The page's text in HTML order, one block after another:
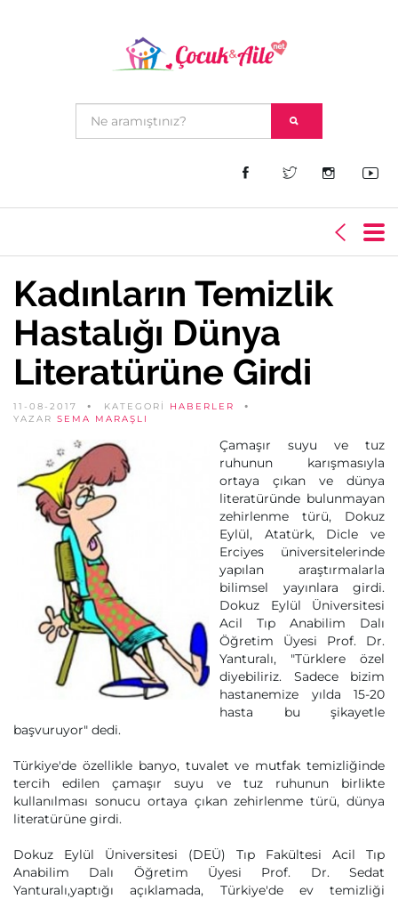
Kadınların Temizlik
Hastalığı Dünya
Literatürüne Girdi
11-08-2017 KATEGORİ HABERLER
YAZAR SEMA MARAŞLI
Çamaşır suyu ve tuz
ruhunun karışmasıyla
ortaya çıkan ve dünya
literatüründe bulunmayan
zehirlenme türü, Dokuz
Eylül, Atatürk, Dicle ve
Erciyes üniversitelerinde
yapılan araştırmalarla
bilimsel yayınlara girdi.
Dokuz Eylül Üniversitesi
Acil Tıp Anabilim Dalı
Öğretim Üyesi Prof. Dr.
Yanturalı, "Türklere özel
diyebiliriz. Sadece bizim
hastanemize yılda 15-20
hasta bu şikayetle
başvuruyor" dedi.
Türkiye'de özellikle banyo, tuvalet ve mutfak temizliğinde
tercih edilen çamaşır suyu ve tuz ruhunun birlikte
kullanılması sonucu ortaya çıkan zehirlenme türü, dünya
literatürüne girdi.
Dokuz Eylül Üniversitesi (DEÜ) Tıp Fakültesi Acil Tıp
Anabilim Dalı Öğretim Üyesi Prof. Dr. Sedat
Yanturalı,yaptığı açıklamada, Türkiye'de ev temizliği